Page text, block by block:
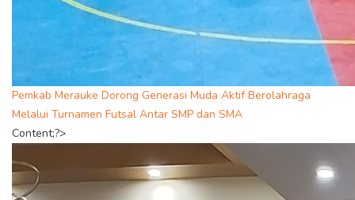
Pemkab Merauke Dorong Generasi Muda Aktif Berolahraga
Melalui Turnamen Futsal Antar SMP dan SMA
Content;?>